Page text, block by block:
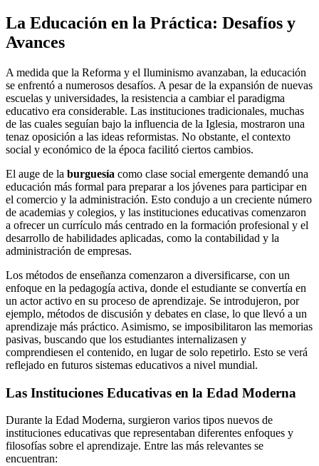
La Educación en la Práctica: Desafíos y
Avances
A medida que la Reforma y el Iluminismo avanzaban, la educación
se enfrentó a numerosos desafíos. A pesar de la expansión de nuevas
escuelas y universidades, la resistencia a cambiar el paradigma
educativo era considerable. Las instituciones tradicionales, muchas
de las cuales seguían bajo la influencia de la Iglesia, mostraron una
tenaz oposición a las ideas reformistas. No obstante, el contexto
social y económico de la época facilitó ciertos cambios.
El auge de la burguesía como clase social emergente demandó una
educación más formal para preparar a los jóvenes para participar en
el comercio y la administración. Esto condujo a un creciente número
de academias y colegios, y las instituciones educativas comenzaron
a ofrecer un currículo más centrado en la formación profesional y el
desarrollo de habilidades aplicadas, como la contabilidad y la
administración de empresas.
Los métodos de enseñanza comenzaron a diversificarse, con un
enfoque en la pedagogía activa, donde el estudiante se convertía en
un actor activo en su proceso de aprendizaje. Se introdujeron, por
ejemplo, métodos de discusión y debates en clase, lo que llevó a un
aprendizaje más práctico. Asimismo, se imposibilitaron las memorias
pasivas, buscando que los estudiantes internalizasen y
comprendiesen el contenido, en lugar de solo repetirlo. Esto se verá
reflejado en futuros sistemas educativos a nivel mundial.
Las Instituciones Educativas en la Edad Moderna
Durante la Edad Moderna, surgieron varios tipos nuevos de
instituciones educativas que representaban diferentes enfoques y
filosofías sobre el aprendizaje. Entre las más relevantes se
encuentran: